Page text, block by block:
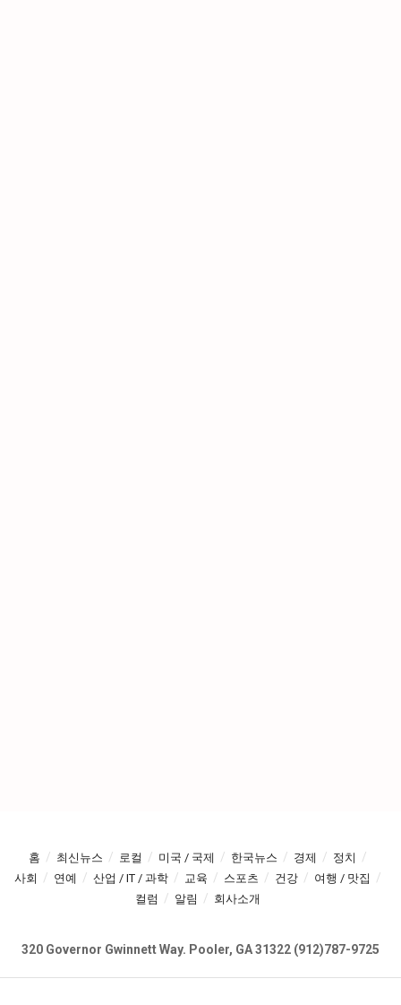
홈 최신뉴스 로컬 미국 / 국제 한국뉴스 경제
정치
사회
연예 산업 / IT / 과학 교육 스포츠 건강
여행 / 맛집
컬럼
알림 회사소개
320 Governor Gwinnett Way. Pooler, GA 31322 (912)787-9725